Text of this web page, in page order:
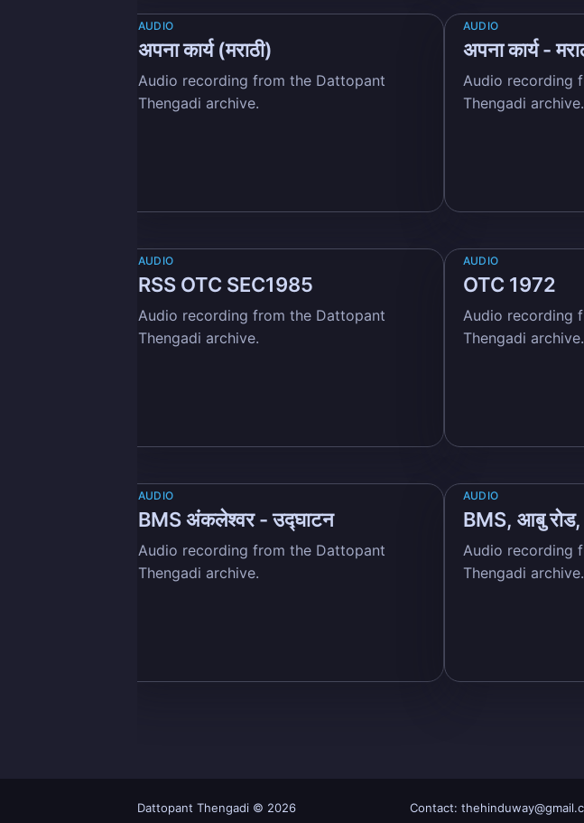
AUDIO
अपना कार्य (मराठी)
Audio recording from the Dattopant
Thengadi archive.
AUDIO
अपना कार्य -
Audio recording
Thengadi archive.
AUDIO
RSS OTC SEC1985
Audio recording from the Dattopant
Thengadi archive.
AUDIO
OTC 1972
Audio recording
Thengadi archive.
AUDIO
BMS अंकलेश्वर - उद्घाटन
Audio recording from the Dattopant
Thengadi archive.
AUDIO
BMS, आबु
Audio recording
Thengadi archive.
Dattopant Thengadi © 2026 Contact: